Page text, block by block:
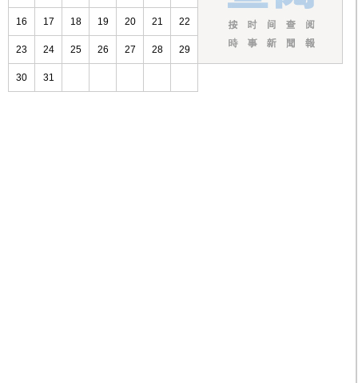
16 17 18 19 20 21 22
23 24 25 26 27 28 29
30 31